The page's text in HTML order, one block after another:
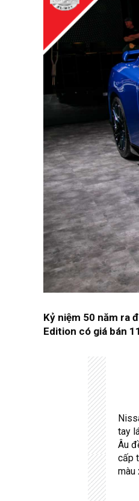
Kỷ niệm 50 năm ra
Edition có giá bán
tay
Âu
cấp
màu